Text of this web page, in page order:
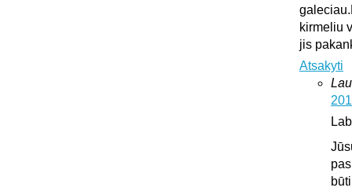
kirmeliu
jis
Atsakyti